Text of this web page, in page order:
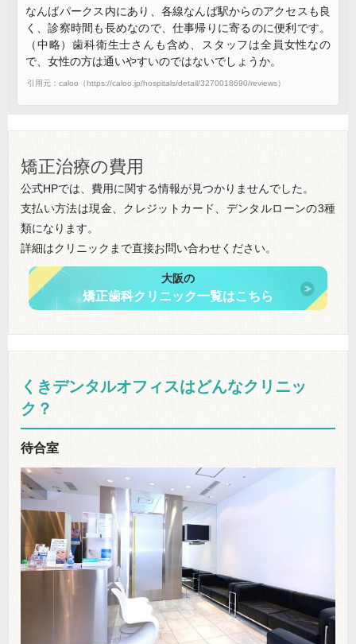
なんばパークス内にあり、各線なんば駅からのアクセスも良
く、診察時間も長めなので、仕事帰りに寄るのに便利です。
（中略）歯科衛生士さんも含め、スタッフは全員女性なの
で、女性の方は通いやすいのではないでしょうか。
引用元：caloo（https://caloo.jp/hospitals/detail/3270018690/reviews）
矯正治療の費用
公式HPでは、費用に関する情報が見つかりませんでした。
支払い方法は現金、クレジットカード、デンタルローンの3種
類になります。
詳細はクリニックまで直接お問い合わせください。
大阪の
矯正歯科クリニック一覧はこちら
くきデンタルオフィスはどんなクリニッ
ク？
待合室